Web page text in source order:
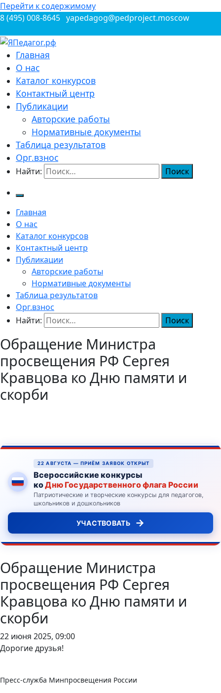
Перейти к содержимому
8 (495) 008-8645 yapedagog@pedproject.moscow
ЯПедагог.рф
Всероссийские конкурсы для педагогов
Главная
О нас
Каталог конкурсов
Контактный центр
Публикации
Авторские работы
Нормативные документы
Таблица результатов
Орг.взнос
Найти:
Главная
О нас
Каталог конкурсов
Контактный центр
Публикации
Авторские работы
Нормативные документы
Таблица результатов
Орг.взнос
Найти:
Обращение Министра
просвещения РФ Сергея
Кравцова ко Дню памяти и
скорби
22 АВГУСТА — ПРИЁМ ЗАЯВОК ОТКРЫТ
Всероссийские конкурсы
коДню Государственного флага России
Патриотические и творческие конкурсы для педагогов,
школьников и дошкольников
УЧАСТВОВАТЬ →
Обращение Министра
просвещения РФ Сергея
Кравцова ко Дню памяти и
скорби
22 июня 2025, 09:00
Дорогие друзья!
Пресс-служба Минпросвещения России